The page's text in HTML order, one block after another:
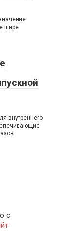
шире
внутреннего
с